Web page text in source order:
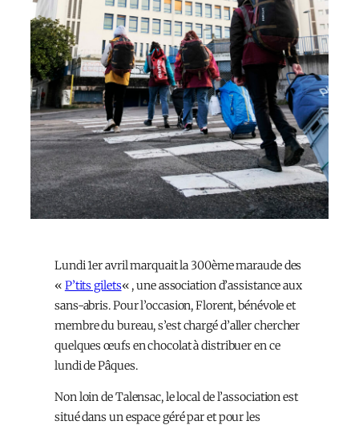
Lundi 1er avril marquait la 300ème maraude des
« P’tits gilets« , une association d’assistance aux
sans-abris. Pour l’occasion, Florent, bénévole et
membre du bureau, s’est chargé d’aller chercher
quelques œufs en chocolat à distribuer en ce
lundi de Pâques.
Non loin de Talensac, le local de l’association est
situé dans un espace géré par et pour les